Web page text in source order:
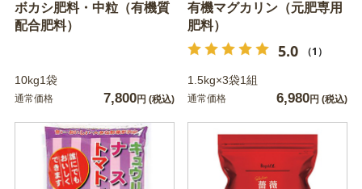
ボカシ肥料・中粒（有機質
配合肥料）
10kg1袋
通常価格 7,800円 (税込)
有機マグカリン（元肥専用
肥料）
5.0 （1）
1.5kg×3袋1組
通常価格 6,980円 (税込)